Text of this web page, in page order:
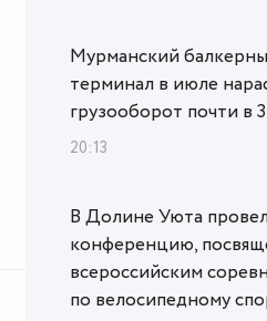
Мурманский
терминал в июле
грузооборот почти в
20:13
В Долине Уюта
конференцию,
всероссийским
по велосипедному